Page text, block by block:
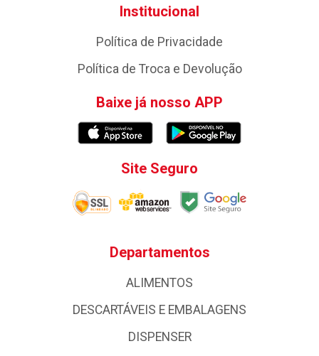
Institucional
Política de Privacidade
Política de Troca e Devolução
Baixe já nosso APP
Site Seguro
Departamentos
ALIMENTOS
DESCARTÁVEIS E EMBALAGENS
DISPENSER